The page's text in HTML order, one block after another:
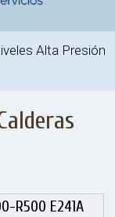
Alta Presión
R500 E241A